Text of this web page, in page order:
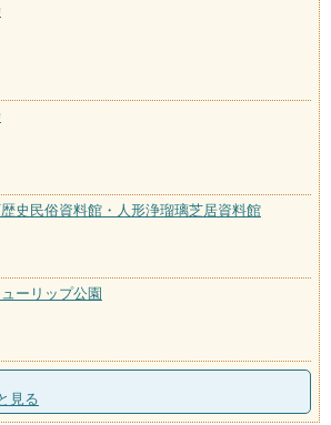
史民俗資料館・人形浄瑠璃芝居資料館
ーリップ公園
見る